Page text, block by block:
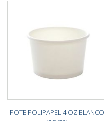
POTE POLIPAPEL 4 OZ BLANCO